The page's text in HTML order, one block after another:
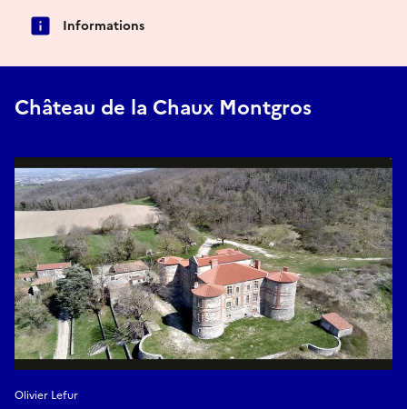
Informations
Château de la Chaux Montgros
Olivier Lefur